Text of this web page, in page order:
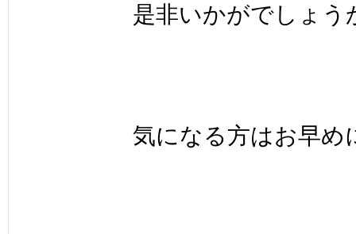
是非いかがでしょう
気になる方はお早め